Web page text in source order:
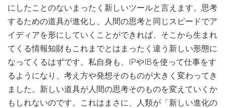
にしたことのないまったく新しいツールと言えます。思考
するための道具が進化し、人間の思考と同じスピードでア
イディアを形にしていくことができれば、そこから生まれ
てくる情報知財もこれまでとはまったく違う新しい形態に
なってくるはずです。私自身も、IPやIBを使って仕事をす
るようになり、考え方や発想そのものが大きく変わってき
ました。新しい道具が人間の思考そのものを変えていくか
もしれないのです。これはまさに、人類が「新しい進化の